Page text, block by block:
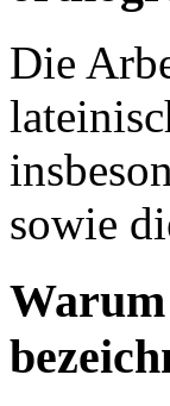
Die
sowie